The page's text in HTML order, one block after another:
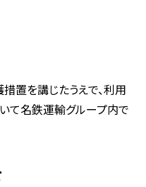
置を講じたうえで、利用
て名鉄運輸グループ内で